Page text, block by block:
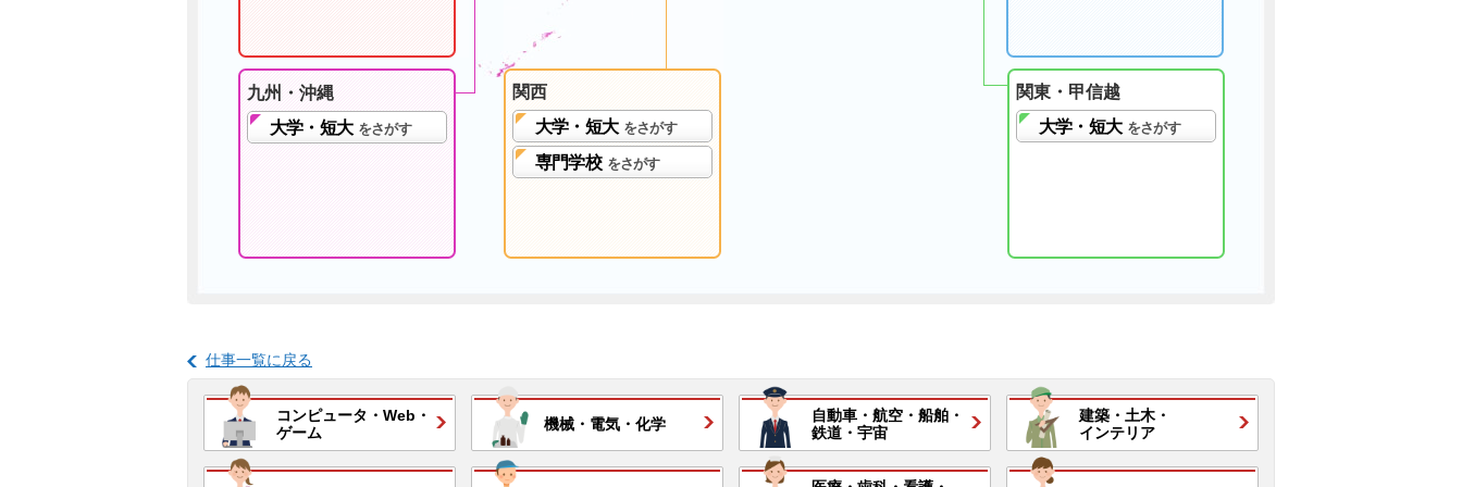
関東・甲信越
大学・短大 をさがす
関西
大学・短大 をさがす
専門学校 をさがす
九州・沖縄
大学・短大 をさがす
仕事一覧に戻る
コンピュータ・ Web・
ゲーム
機械・ 電気・ 化学 自動車・ 航空・ 船舶・
鉄道・ 宇宙
建築・ 土木・
インテリア